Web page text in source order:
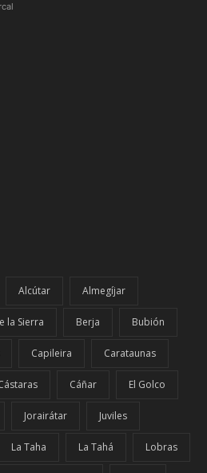
Alcútar Almegíjar
la Sierra Berja Bubión
Capileira Carataunas
Cáñar El Golco
Jorairátar Juviles
La Taha La Tahá Lobras